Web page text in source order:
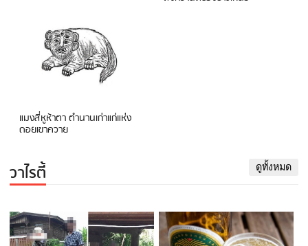
แมงสี่หูห้าตา ตำนานเก่าแก่แห่ง
ดอยเขาควาย
วาไรตี้ ดูทั้งหมด